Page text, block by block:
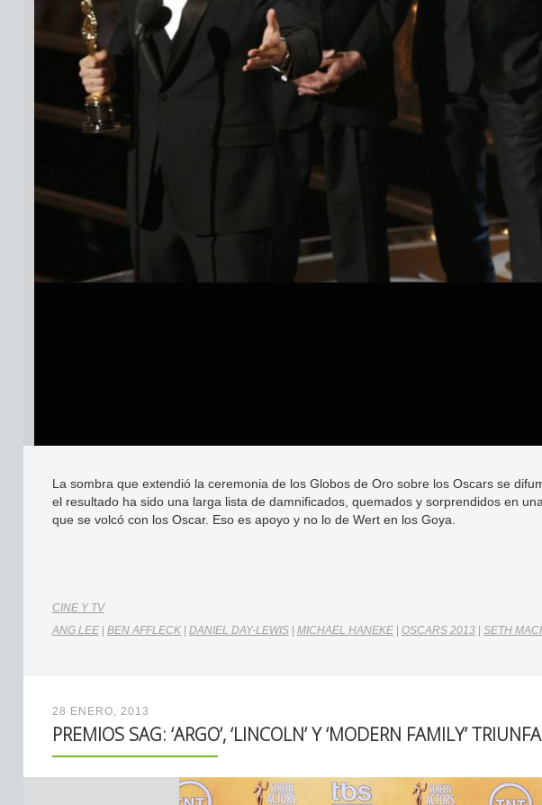
La sombra que extendió la ceremonia de los Globos de Oro sobre los Oscars se
el resultado ha sido una larga lista de damnificados, quemados y sorprendidos en
que se volcó con los Oscar. Eso es apoyo y no lo de Wert en los Goya.
CINE Y TV
ANG LEE
BEN AFFLECK DANIEL DAY-LEWIS MICHAEL HANEKE OSCARS 2013 SETH
28 ENERO, 2013
PREMIOS SAG: ‘ARGO’, ‘LINCOLN’ Y ‘MODERN FAMILY’